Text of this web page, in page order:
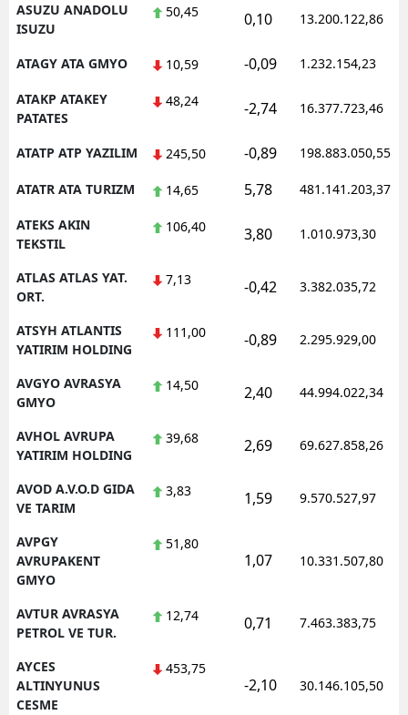
ASUZU ANADOLU
ISUZU
50,45 0,10 13.200.122,86
ATAGY ATA GMYO 10,59 -0,09 1.232.154,23
ATAKP ATAKEY
PATATES
48,24 -2,74 16.377.723,46
ATATP ATP YAZILIM 245,50 -0,89 198.883.050,55
ATATR ATA TURIZM 14,65 5,78 481.141.203,37
ATEKS AKIN
TEKSTIL
106,40 3,80 1.010.973,30
ATLAS ATLAS YAT.
ORT.
7,13 -0,42 3.382.035,72
ATSYH ATLANTIS
YATIRIM HOLDING
111,00 -0,89 2.295.929,00
AVGYO AVRASYA
GMYO
14,50 2,40 44.994.022,34
AVHOL AVRUPA
YATIRIM HOLDING
39,68 2,69 69.627.858,26
AVOD A.V.O.D GIDA
VE TARIM
3,83 1,59 9.570.527,97
AVPGY
AVRUPAKENT
GMYO
51,80
1,07 10.331.507,80
AVTUR AVRASYA
PETROL VE TUR.
12,74 0,71 7.463.383,75
AYCES
ALTINYUNUS
CESME
453,75
-2,10 30.146.105,50